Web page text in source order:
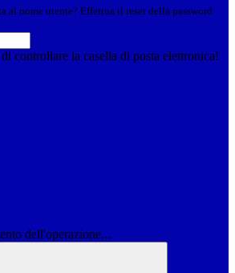
al nome utente? Effettua il reset della password
controllare la casella di posta elettronica!
dell'operazione...